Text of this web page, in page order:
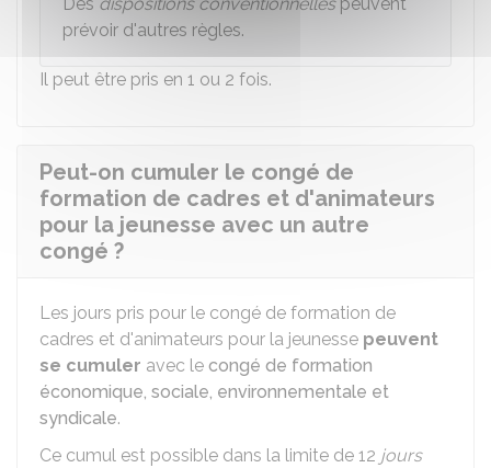
prévoir d'autres règles.
Il peut être pris en 1 ou 2 fois.
Peut-on cumuler le congé de
formation de cadres et d'animateurs
pour la jeunesse avec un autre
congé ?
Les jours pris pour le congé de formation de
cadres et d'animateurs pour la jeunesse peuvent
se cumuler avec le congé de formation
économique, sociale, environnementale et
syndicale.
Ce cumul est possible dans la limite de 12 jours